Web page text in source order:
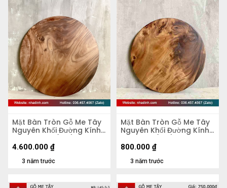
Mặt Bàn Tròn Gỗ Me Tây
Nguyên Khối Đường Kính
103 Dày 4,5 (cm)
3 năm trước
4.600.000 ₫
Mặt Bàn Tròn Gỗ Me Tây
Nguyên Khối Đường Kính
47 Dày 5 (cm)
3 năm trước
800.000 ₫